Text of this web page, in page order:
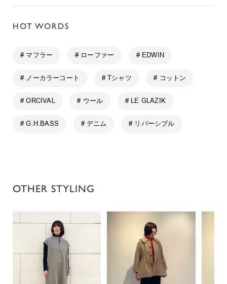
HOT WORDS
# マフラー # ローファー # EDWIN
# ノーカラーコート # Tシャツ # コットン
# ORCIVAL # ウール # LE GLAZIK
# G.H.BASS # デニム # リバーシブル
OTHER STYLING